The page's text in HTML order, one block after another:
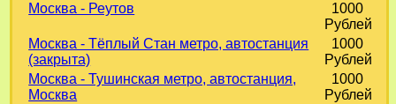
Москва - Реутов
1000
Рублей
Москва - Тёплый Стан метро, автостанция
(закрыта)
1000
Рублей
Москва - Тушинская метро, автостанция,
Москва
1000
Рублей